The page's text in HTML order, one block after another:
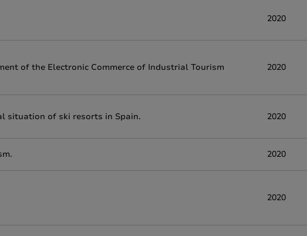
2020
of the Electronic Commerce of Industrial Tourism 2020
situation of ski resorts in Spain. 2020
2020
2020